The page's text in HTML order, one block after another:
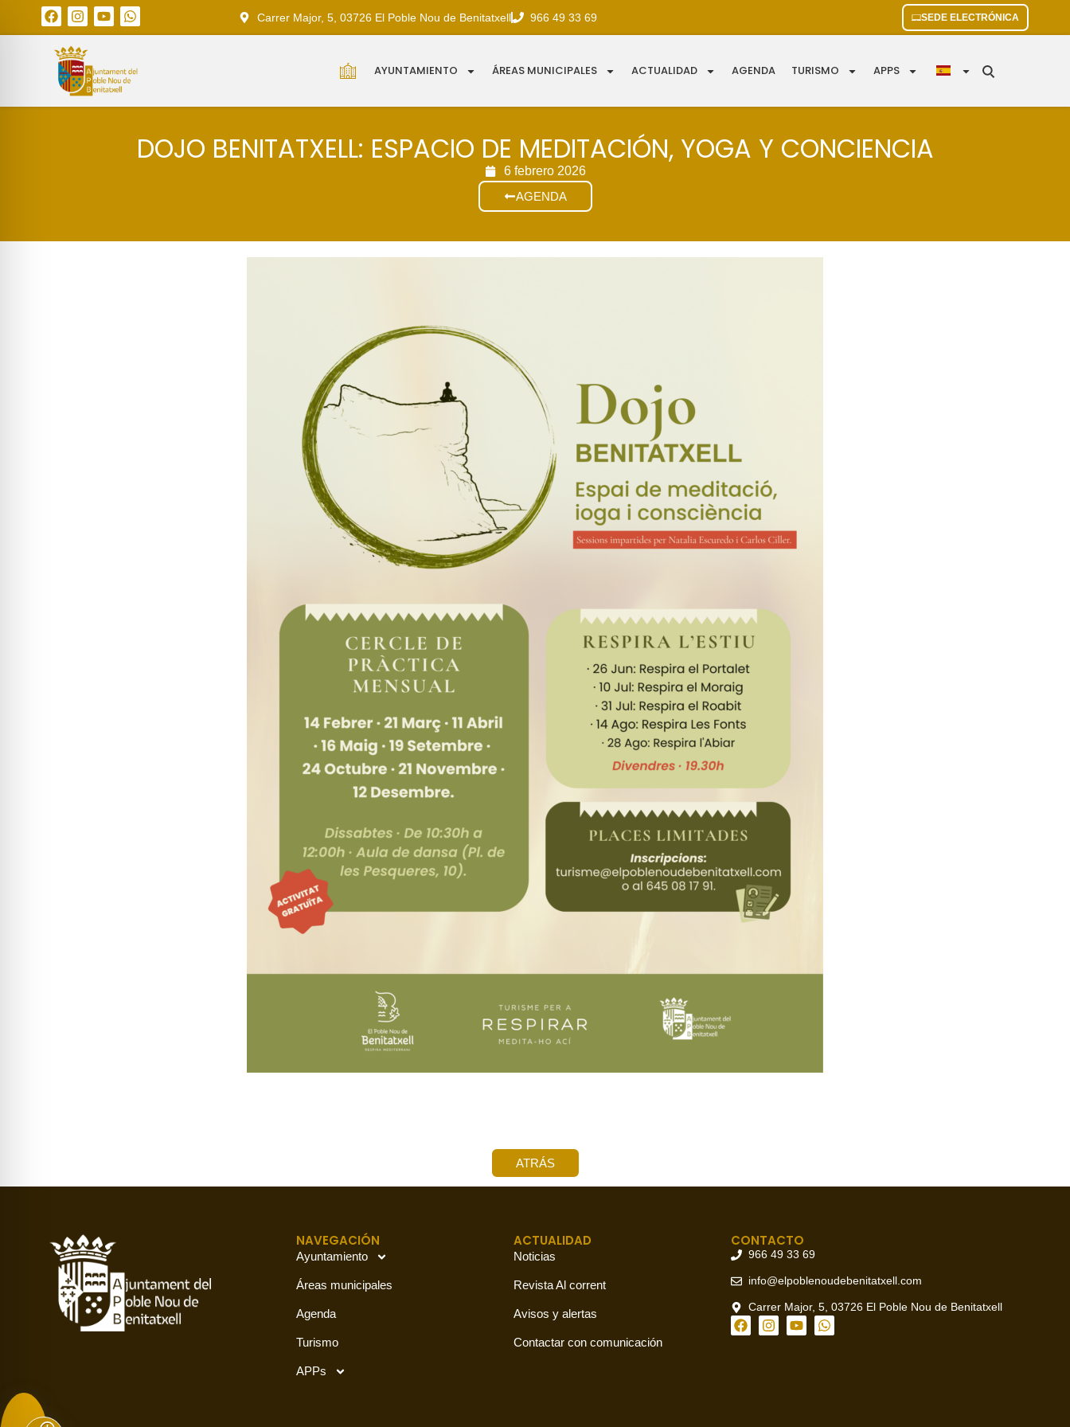
Carrer Major, 5, 03726 El Poble Nou de Benitatxell 966 49 33 69 SEDE ELECTRÓNICA
AYUNTAMIENTO ÁREAS MUNICIPALES ACTUALIDAD AGENDA TURISMO APPS
DOJO BENITATXELL: ESPACIO DE MEDITACIÓN, YOGA Y CONCIENCIA
6 febrero 2026
AGENDA
ATRÁS
NAVEGACIÓN
Ayuntamiento
Áreas municipales
Agenda
Turismo
APPs
ACTUALIDAD
Noticias
Revista Al corrent
Avisos y alertas
Contactar con comunicación
CONTACTO
966 49 33 69
info@elpoblenoudebenitatxell.com
Carrer Major, 5, 03726 El Poble Nou de Benitatxell